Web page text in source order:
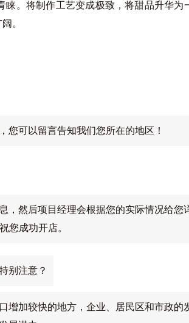
。将制作工艺变成极致，将甜品升华为
。
您可以留言告知我们您所在的地区！
，然后项目经理会根据您的实际情况给您
您成功开店。
别注意？
加较快的地方，企业、居民区和市政的